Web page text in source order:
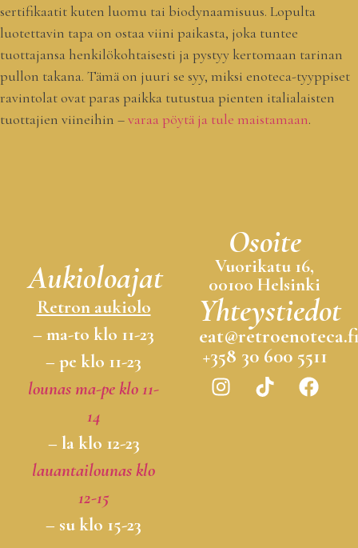
sertifikaatit kuten luomu tai biodynaamisuus. Lopulta
luotettavin tapa on ostaa viini paikasta, joka tuntee
tuottajansa henkilökohtaisesti ja pystyy kertomaan tarinan
pullon takana. Tämä on juuri se syy, miksi enoteca-tyyppiset
ravintolat ovat paras paikka tutustua pienten italialaisten
tuottajien viineihin –varaa pöytä ja tule maistamaan.
Aukioloajat
Retron aukiolo
– ma-to klo 11-23
– pe klo 11-23
lounas ma-pe klo 11-
14
– la klo 12-23
lauantailounas klo
12-15
– su klo 15-23
Osoite
Vuorikatu 16,
00100 Helsinki
Yhteystiedot
eat@retroenoteca.fi
+358 30 600 5511